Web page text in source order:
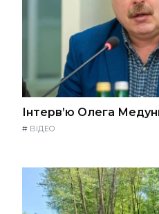
Інтерв’ю Олега
# ВІДЕО